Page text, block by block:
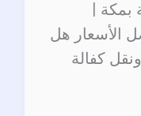
|
الأسعار هل
كفالة